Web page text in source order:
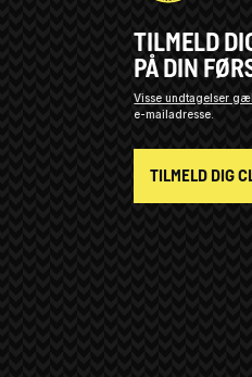
TILMELD
PÅ DIN
Visse undtagelser
e-mailadresse.
TILMELD DIG